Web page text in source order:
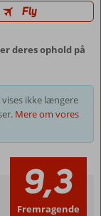
Fly
deres ophold på
ikke længere
Mere om vores
9,3
Fremragende